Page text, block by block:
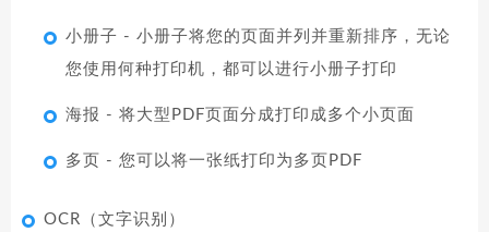
小册子 - 小册子将您的页面并列并重新排序，无论
您使用何种打印机，都可以进行小册子打印
海报 - 将大型PDF页面分成打印成多个小页面
多页 - 您可以将一张纸打印为多页PDF
OCR（文字识别）